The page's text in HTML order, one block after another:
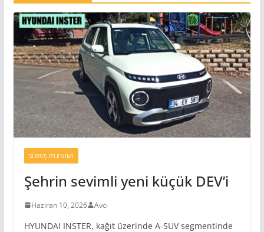
SÜRÜŞ İZLENIMI
Şehrin sevimli yeni küçük DEV’i
Haziran 10, 2026 Avcı
HYUNDAI INSTER, kağıt üzerinde A-SUV segmentinde